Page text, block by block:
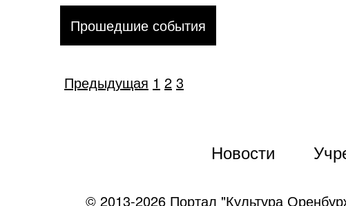
Прошедшие события
Предыдущая 1 2 3
Новости
© 2013-2026 Портал "Культура